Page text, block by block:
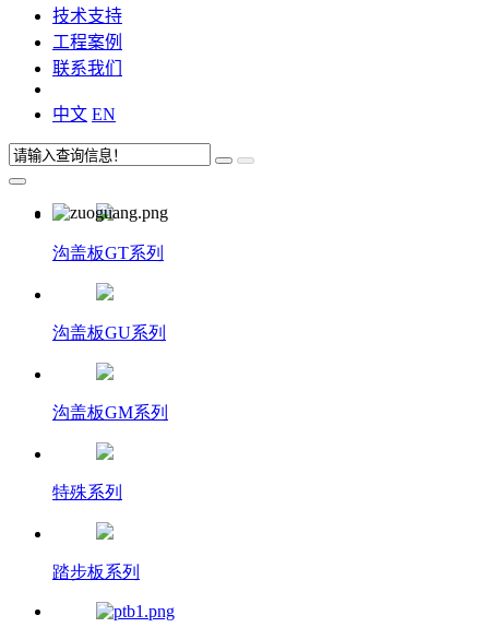
技术支持
工程案例
联系我们
中文 EN
沟盖板GT系列
沟盖板GU系列
沟盖板GM系列
特殊系列
踏步板系列